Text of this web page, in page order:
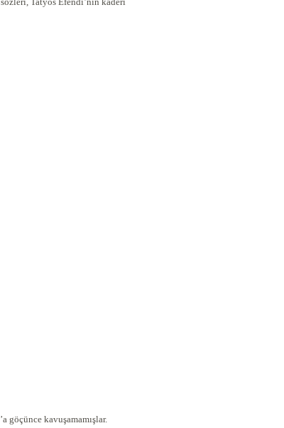
göçünce kavuşamamışlar.